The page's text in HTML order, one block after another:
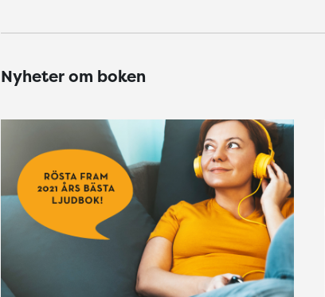
Nyheter om boken